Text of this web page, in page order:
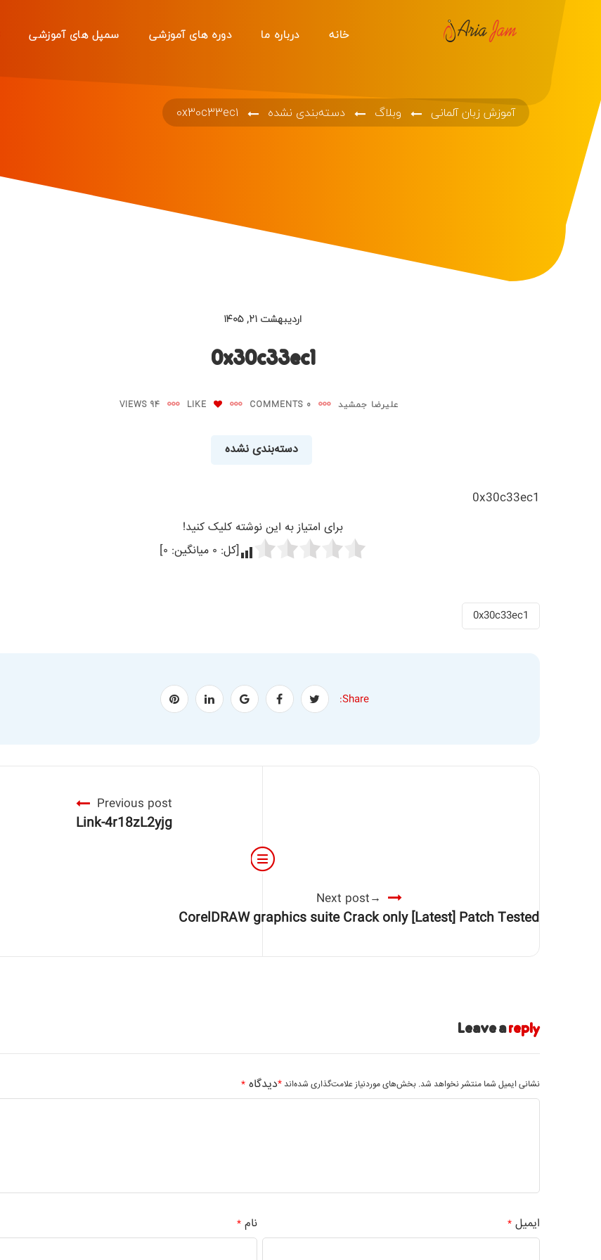
خانه درباره ما دوره های آموزشی سمپل های آموزشی
آموزش زبان آلمانی وبلاگ دسته‌بندی نشده 0x30c33ec1
اردیبهشت ۲۱, ۱۴۰۵
0x30c33ec1
علیرضا جمشید 0 COMMENTS
LIKE
94 VIEWS
دسته‌بندی نشده
0x30c33ec1
برای امتیاز به این نوشته کلیک کنید!
[کل: ۰ میانگین: ۰]
0x30c33ec1
Share:
Previous post
Link-4r18zL2yjg
Next post
CorelDRAW graphics suite Crack only [Latest] Patch Tested
Leave areply
نشانی ایمیل شما منتشر نخواهد شد. بخش‌های موردنیاز علامت‌گذاری شده‌اند *دیدگاه *
نام* ایمیل*